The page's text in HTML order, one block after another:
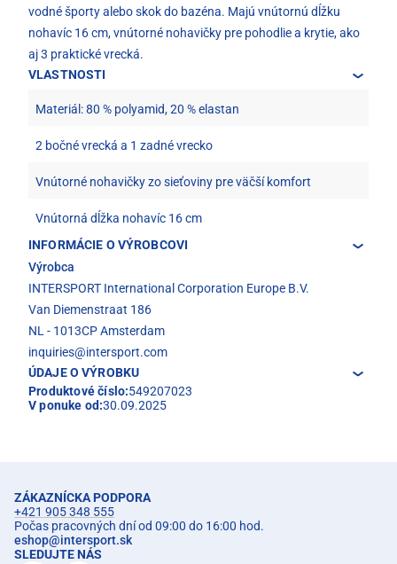
vodné športy alebo skok do bazéna. Majú vnútornú dĺžku
nohavíc 16 cm, vnútorné nohavičky pre pohodlie a krytie, ako
aj 3 praktické vrecká.
VLASTNOSTI
Materiál: 80 % polyamid, 20 % elastan
2 bočné vrecká a 1 zadné vrecko
Vnútorné nohavičky zo sieťoviny pre väčší komfort
Vnútorná dĺžka nohavíc 16 cm
INFORMÁCIE O VÝROBCOVI
Výrobca
INTERSPORT International Corporation Europe B.V.
Van Diemenstraat 186
NL - 1013CP Amsterdam
inquiries@intersport.com
ÚDAJE O VÝROBKU
Produktové číslo:549207023
V ponuke od:30.09.2025
ZÁKAZNÍCKA PODPORA
+421 905 348 555
Počas pracovných dní od 09:00 do 16:00 hod.
eshop@intersport.sk
SLEDUJTE NÁS